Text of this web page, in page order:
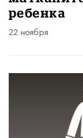
ребенка
22 ноября